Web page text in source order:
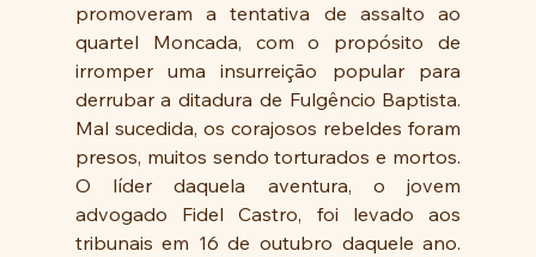
promoveram a tentativa de assalto ao
quartel Moncada, com o propósito de
irromper uma insurreição popular para
derrubar a ditadura de Fulgêncio Baptista.
Mal sucedida, os corajosos rebeldes foram
presos, muitos sendo torturados e mortos.
O líder daquela aventura, o jovem
advogado Fidel Castro, foi levado aos
tribunais em 16 de outubro daquele ano.